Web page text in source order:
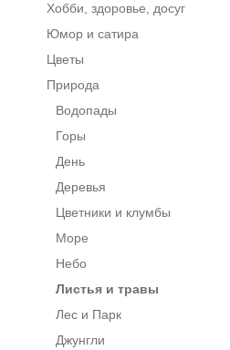
Хобби, здоровье, досуг
Юмор и сатира
Цветы
Природа
Водопады
Горы
День
Деревья
Цветники и клумбы
Море
Небо
Листья и травы
Лес и Парк
Джунгли